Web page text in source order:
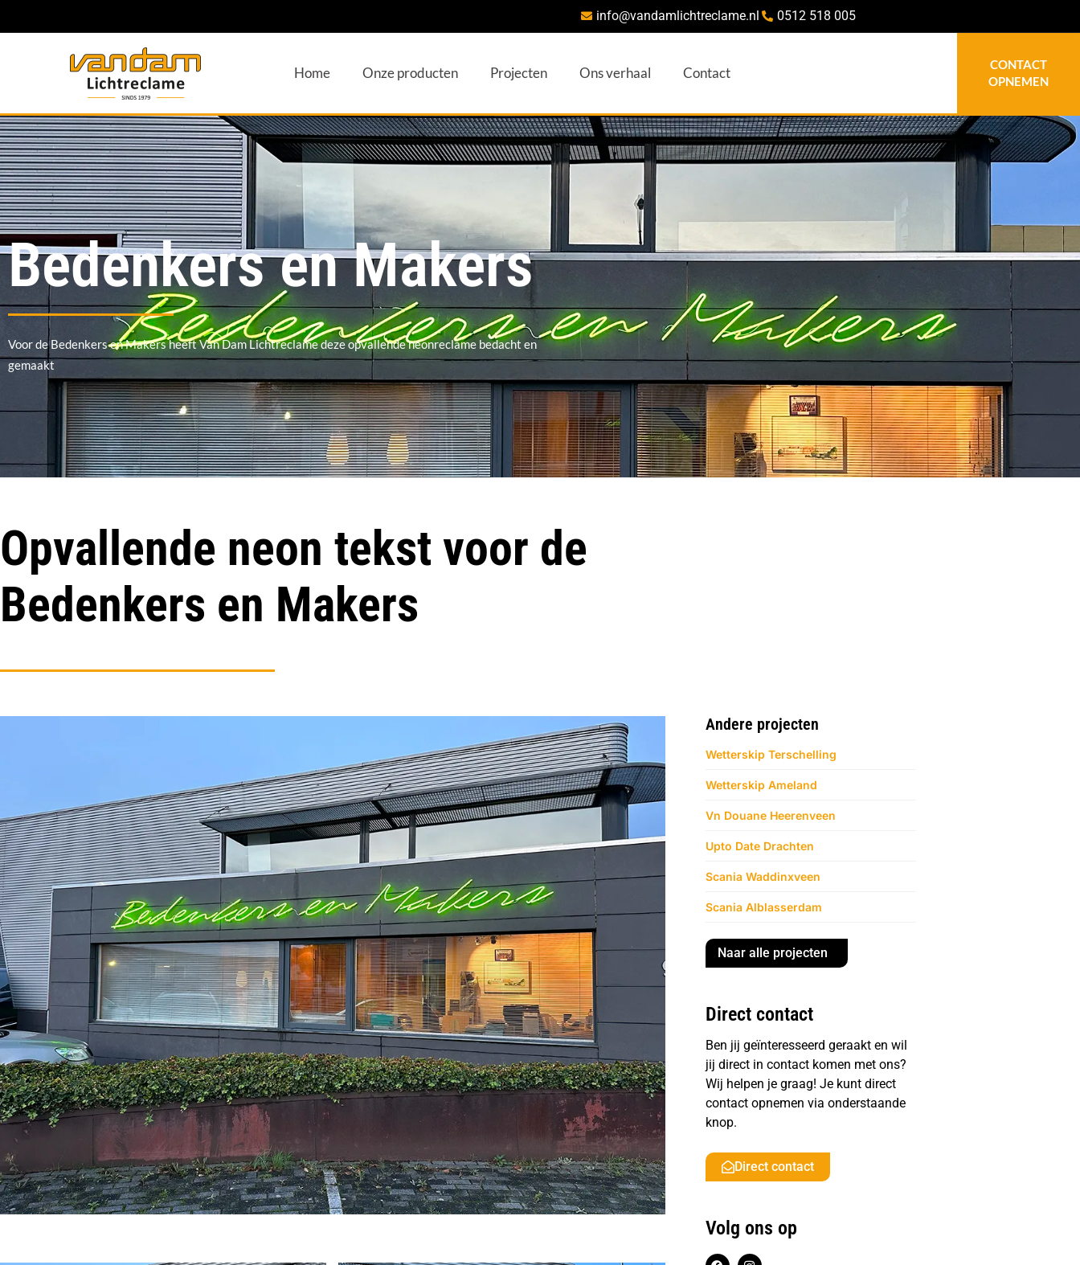
info@vandamlichtreclame.nl 0512 518 005
Home Onze producten Projecten Ons verhaal Contact
CONTACT
OPNEMEN
Bedenkers en Makers
Voor de Bedenkers en Makers heeft Van Dam Lichtreclame deze opvallende neonreclame bedacht en
gemaakt
Opvallende neon tekst voor de
Bedenkers en Makers
Andere projecten
Wetterskip Terschelling
Wetterskip Ameland
Vn Douane Heerenveen
Upto Date Drachten
Scania Waddinxveen
Scania Alblasserdam
Naar alle projecten
Direct contact
Ben jij geïnteresseerd geraakt en wil
jij direct in contact komen met ons?
Wij helpen je graag! Je kunt direct
contact opnemen via onderstaande
knop.
Direct contact
Volg ons op